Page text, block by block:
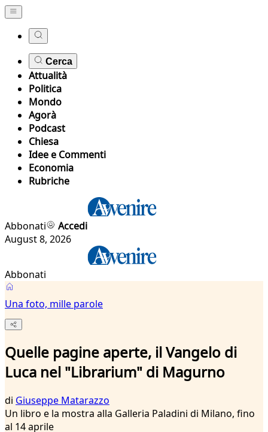
Cerca
Attualità
Politica
Mondo
Agorà
Podcast
Chiesa
Idee e Commenti
Economia
Rubriche
Abbonati
Accedi
August 8, 2026
Abbonati
Una foto, mille parole
Quelle pagine aperte, il Vangelo di
Luca nel "Librarium" di Magurno
di Giuseppe Matarazzo
Un libro e la mostra alla Galleria Paladini di Milano, fino
al 14 aprile